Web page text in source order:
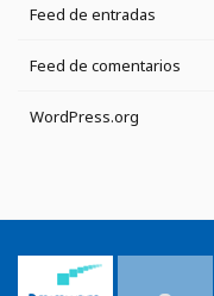
Feed de entradas
Feed de comentarios
WordPress.org